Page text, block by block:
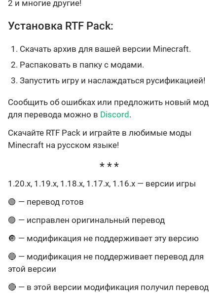
2 и многие другие!
Установка RTF Pack:
Скачать архив для вашей версии Minecraft.
Распаковать в папку с модами.
Запустить игру и наслаждаться русификацией!
Сообщить об ошибках или предложить новый мод
для перевода можно в Discord.
Скачайте RTF Pack и играйте в любимые моды
Minecraft на русском языке!
1.20.x, 1.19.x, 1.18.x, 1.17.x, 1.16.x — версии игры
🟢 — перевод готов
🟣 — исправлен оригинальный перевод
🔘 — модификация не поддерживает эту версию
🔵 — модификация не поддерживает перевод для
этой версии
🔴 — в этой версии модификация получил перевод